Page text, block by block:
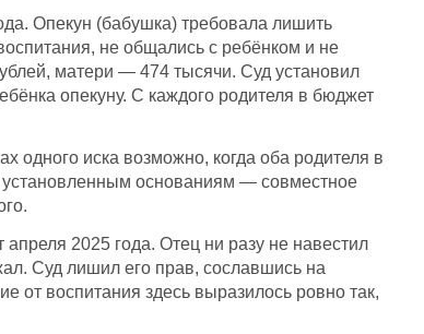
Опекун (бабушка) требовала лишить
не общались с ребёнком и не
матери — 474 тысячи. Суд установил
опекуну. С каждого родителя в бюджет
одного иска возможно, когда оба родителя в
установленным основаниям — совместное
2025 года. Отец ни разу не навестил
Суд лишил его прав, сославшись на
воспитания здесь выразилось ровно так,